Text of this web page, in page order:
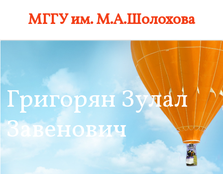
МГГУ им. М.А.Шолохова
Григорян Зулал
Завенович